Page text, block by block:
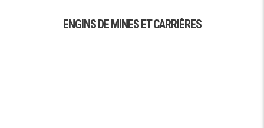
ENGINS DE MINES ET CARRIÈRES